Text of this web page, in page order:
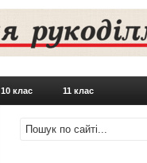
10 клас 11 клас